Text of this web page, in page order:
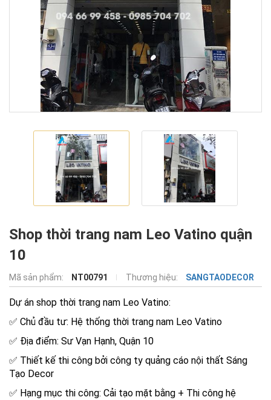
Shop thời trang nam Leo Vatino quận
10
Mã sản phẩm: NT00791 Thương hiệu: SANGTAODECOR
Dự án shop thời trang nam Leo Vatino:
✅ Chủ đầu tư: Hệ thống thời trang nam Leo Vatino
✅ Địa điểm: Sư Vạn Hạnh, Quận 10
✅ Thiết kế thi công bởi công ty quảng cáo nội thất Sáng
Tạo Decor
✅ Hạng mục thi công: Cải tạo mặt bằng + Thi công hệ